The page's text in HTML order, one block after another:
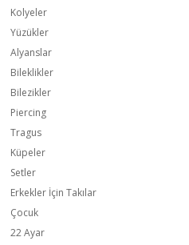
Kolyeler
Yüzükler
Alyanslar
Bileklikler
Bilezikler
Piercing
Tragus
Küpeler
Setler
Erkekler İçin Takılar
Çocuk
22 Ayar